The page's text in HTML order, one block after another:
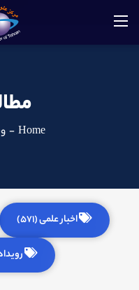
Home
-
اخبار علمی (571)